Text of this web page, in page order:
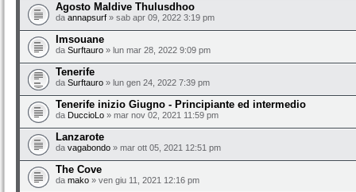
Agosto Maldive Thulusdhoo
da annapsurf » sab apr 09, 2022 3:19 pm
Imsouane
da Surftauro » lun mar 28, 2022 9:09 pm
Tenerife
da Surftauro » lun gen 24, 2022 7:39 pm
Tenerife inizio Giugno - Principiante ed intermedio
da DuccioLo » mar nov 02, 2021 11:59 pm
Lanzarote
da vagabondo » mar ott 05, 2021 12:51 pm
The Cove
da mako » ven giu 11, 2021 12:16 pm